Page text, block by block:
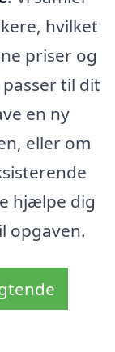
hvilket
priser og
til dit
en ny
eller om
hjælpe dig
opgaven.